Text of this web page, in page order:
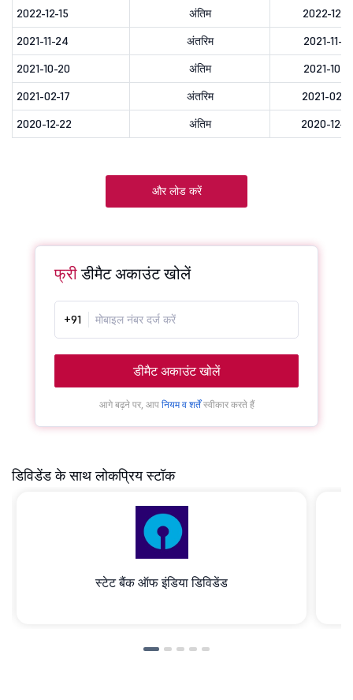
2022-12-15
अंतिम
2022-12-
2021-11-24
अंतरिम
2021-11-
2021-10-20
अंतिम
2021-10-
2021-02-17
अंतरिम
2021-02-
2020-12-22
अंतिम 2020-12-
और लोड करें
फ्रीडीमैट अकाउंट खोलें
+91
डीमैट अकाउंट खोलें
आगे बढ़ने पर, आप नियम व शर्तेंस्वीकार करते हैं
डिविडेंड के साथ लोकप्रिय स्टॉक
स्टेट बैंक ऑफ इंडिया डिविडेंड